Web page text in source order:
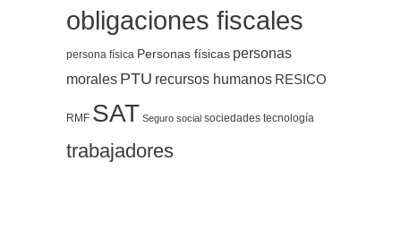
obligaciones fiscales
persona física Personas físicas personas
morales PTU recursos humanos RESICO
RMF SAT Seguro social sociedades tecnología
trabajadores